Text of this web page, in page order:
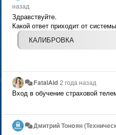
назад
Здравствуйте.
Какой ответ приходит от
КАЛИБРОВКА
FatalAid 2 года назад
Вход в обучение страховой
Дмитрий Тонoян